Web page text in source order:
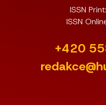
ISSN
ISSN
+420